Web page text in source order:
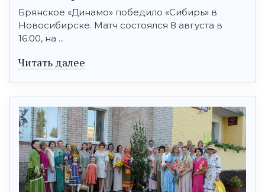
Брянское «Динамо» победило «Сибирь» в
Новосибирске. Матч состоялся 8 августа в
16:00, на ...
Читать далее